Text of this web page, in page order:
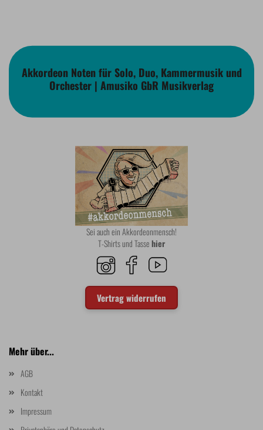
Akkordeon Noten für Solo, Duo, Kammermusik und
Orchester | Amusiko GbR Musikverlag
Sei auch ein Akkordeonmensch!
T-Shirts und Tassehier
Vertrag widerrufen
Mehr über...
AGB
Kontakt
Impressum